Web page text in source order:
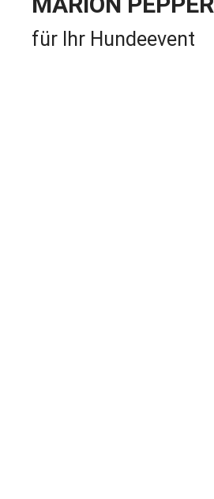
für Ihr Hundeevent